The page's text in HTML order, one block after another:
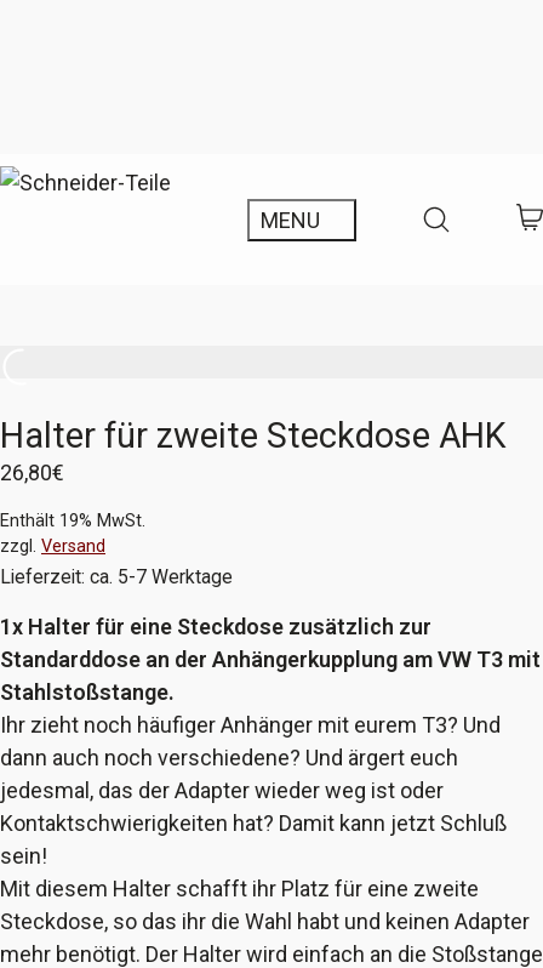
Halter für zweite Steckdose AHK
26,80€
Enthält 19% MwSt.
zzgl. Versand
Lieferzeit: ca. 5-7 Werktage
1x Halter für eine Steckdose zusätzlich zur
Standarddose an der Anhängerkupplung am VW T3 mit
Stahlstoßstange.
Ihr zieht noch häufiger Anhänger mit eurem T3? Und
dann auch noch verschiedene? Und ärgert euch
jedesmal, das der Adapter wieder weg ist oder
Kontaktschwierigkeiten hat? Damit kann jetzt Schluß
sein!
Mit diesem Halter schafft ihr Platz für eine zweite
Steckdose, so das ihr die Wahl habt und keinen Adapter
mehr benötigt. Der Halter wird einfach an die Stoßstange